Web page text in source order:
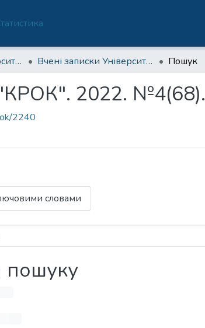
Вчені записки Університету "КРОК" Вчені записки Університету "КРОК". 2022. №4(68). Пошук
"КРОК". 2022. №4(68).
2240
словами
пошуку